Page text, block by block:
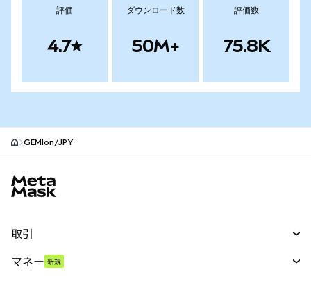
評価
4.7
ダウンロード数
50M+
評価数
75.8K
GEMIon/JPY
取引
マネー 新規